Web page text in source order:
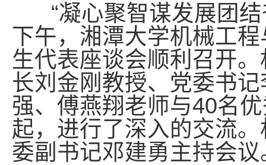
“凝心聚智谋发展团结
下午，湘潭大学机械工
生代表座谈会顺利召开
长刘金刚教授、党委书
强、傅燕翔老师与40名
起，进行了深入的交流
委副书记邓建勇主持会议